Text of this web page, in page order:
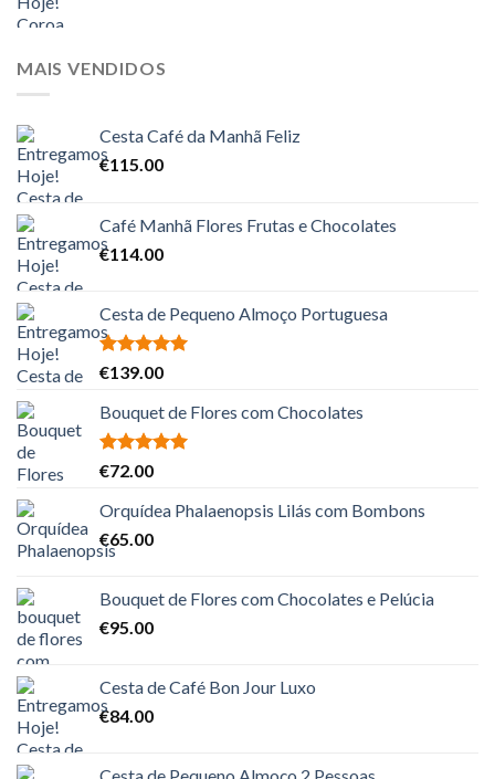
MAIS VENDIDOS
Cesta Café da Manhã Feliz
€115.00
Café Manhã Flores Frutas e Chocolates
€114.00
Cesta de Pequeno Almoço Portuguesa
Avaliação
€139.00
Bouquet de Flores com Chocolates
Avaliação
€72.00
Orquídea Phalaenopsis Lilás com Bombons
€65.00
Bouquet de Flores com Chocolates e Pelúcia
€95.00
Cesta de Café Bon Jour Luxo
€84.00